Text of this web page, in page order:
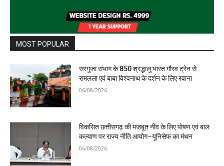
MOST POPULAR
सरगुजा संभाग के 850 श्रद्धालु भारत गौरव ट्रेन से
रामलला एवं बाबा विश्वनाथ के दर्शन के लिए रवाना
06/08/2026
विकसित छत्तीसगढ़ की मजबूत नींव के लिए पोषण एवं बाल
कल्याण पर राज्य नीति आयोग–यूनिसेफ का मंथन
06/08/2026